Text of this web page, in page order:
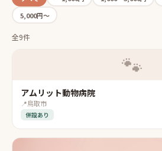
5,000円〜
全9件
🐾
アムリット動物病院
📍鳥取市
併設あり